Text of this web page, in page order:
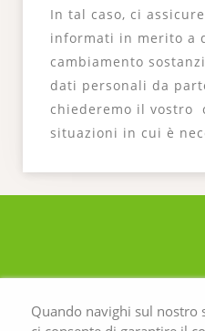
In tal caso, ci
informati in merito a
cambiamento
dati personali da
chiederemo il vostro
situazioni in cui è
Quando navighi sul nostro